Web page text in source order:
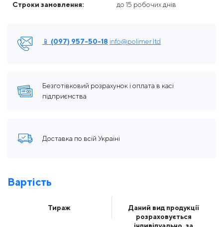
Строки замовлення: до 15 робочих днів
📱 (097) 957-50-18 info@polimer.ltd
Безготівковий розрахунок і оплата в касі
підприємства
Доставка по всій Україні
Вартість
Тираж
Даний вид продукції
розраховується